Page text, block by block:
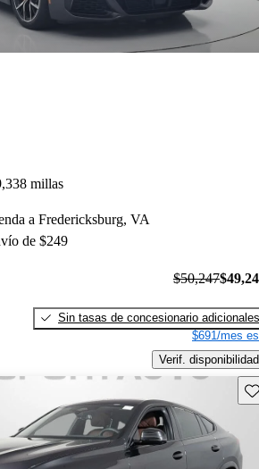
millas
a Fredericksburg, VA
de $249
$50,247
Sin tasas de concesionario adicionales
$691/mes
Verif. disponibilidad